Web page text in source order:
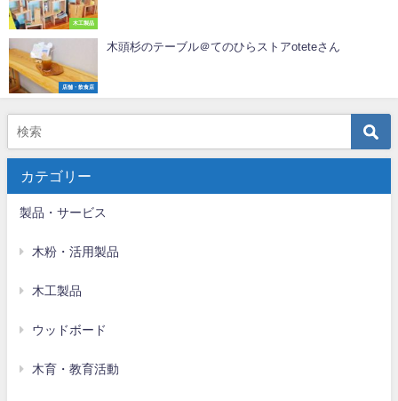
木工製品
店舗・飲食店
木頭杉のテーブル＠てのひらストアoteteさん
カテゴリー
製品・サービス
木粉・活用製品
木工製品
ウッドボード
木育・教育活動